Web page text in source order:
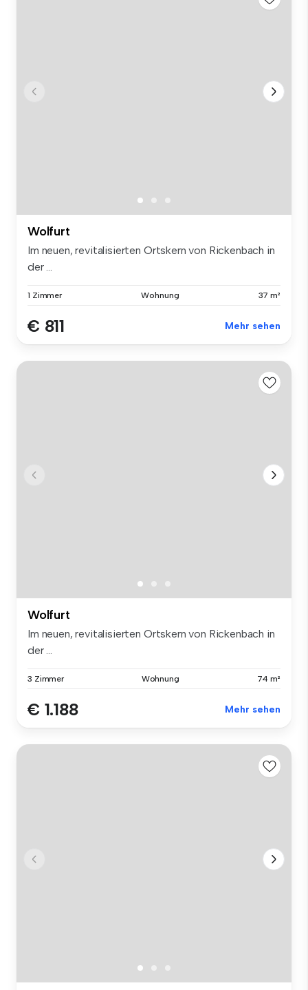
Wolfurt
Im neuen, revitalisierten Ortskern von Rickenbach in
der ...
1 Zimmer Wohnung 37 m²
€ 811 Mehr sehen
Wolfurt
Im neuen, revitalisierten Ortskern von Rickenbach in
der ...
3 Zimmer Wohnung 74 m²
€ 1.188 Mehr sehen